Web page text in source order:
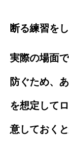
断る練習を
実際の場面
防ぐため、
を想定して
意しておく